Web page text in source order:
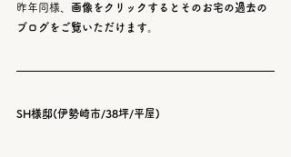
昨年同様、 画像をクリックするとそのお宅の過去の
ブログをご覧いただけます
SH様邸(伊勢崎市/38坪/平屋)